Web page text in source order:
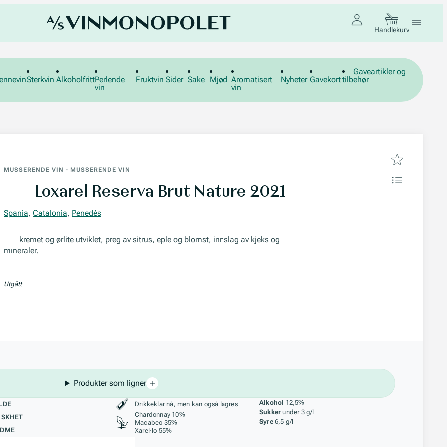
Handlekurv
Sterkvin AlkoholfrittPerlende
vin
Fruktvin Sider Sake Mjød Aromatisert
vin
Nyheter Gavekort
Gaveartikler og
tilbehør
MUSSERENDE VIN - MUSSERENDE VIN
Loxarel Reserva Brut Nature 2021
Spania, Catalonia, Penedès
Fint kremet og ørlite utviklet, preg av sitrus, eple og blomst, innslag av kjeks og
mineraler.
Utgått
Produkter som ligner
Stil, lagring og råstoff
Drikkeklar nå, men kan også lagres
Chardonnay 10%
Macabeo 35%
Xarel·lo 55%
Alkohol 12,5%
Sukker under 3 g/l
Syre 6,5 g/l